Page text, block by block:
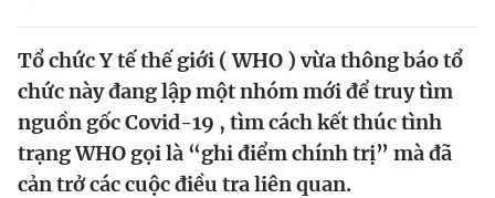
Video Magazine
Sản phẩm khác
Tổ chức Y tế thế giới ( WHO ) vừa thông báo tổ
chức này đang lập một nhóm mới để truy tìm
nguồn gốc Covid-19 , tìm cách kết thúc tình
trạng WHO gọi là “ghi điểm chính trị” mà đã
cản trở các cuộc điều tra liên quan.